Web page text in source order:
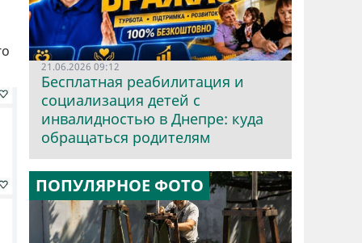
21.06.2026 09:12
Бесплатная реабилитация и
социализация детей с
инвалидностью в Днепре: куда
обращаться родителям
ПОПУЛЯРНОЕ ФОТО